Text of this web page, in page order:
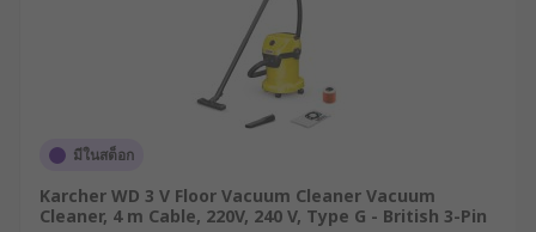
มีในสต็อก
Karcher WD 3 V Floor Vacuum Cleaner Vacuum
Cleaner, 4 m Cable, 220V, 240 V, Type G - British 3-Pin